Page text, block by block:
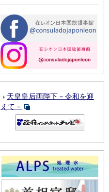
天皇皇后両陛下－令和を迎
えて－